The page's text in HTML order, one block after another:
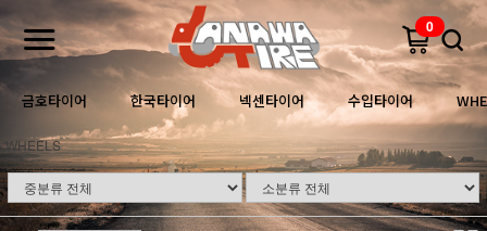
0
금호타이어 한국타이어 넥센타이어 수입타이어
WHEELS